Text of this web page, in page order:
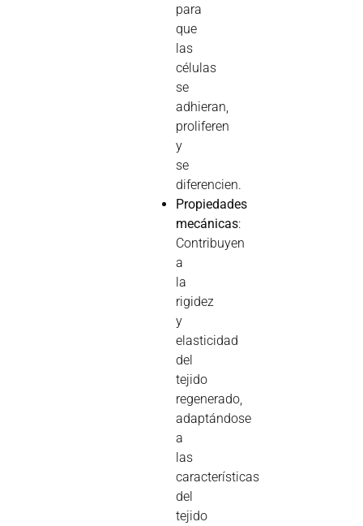
para
que
las
células
se
adhieran,
proliferen
y
se
diferencien.
Propiedades
mecánicas:
Contribuyen
a
la
rigidez
y
elasticidad
del
tejido
regenerado,
adaptándose
a
las
características
del
tejido